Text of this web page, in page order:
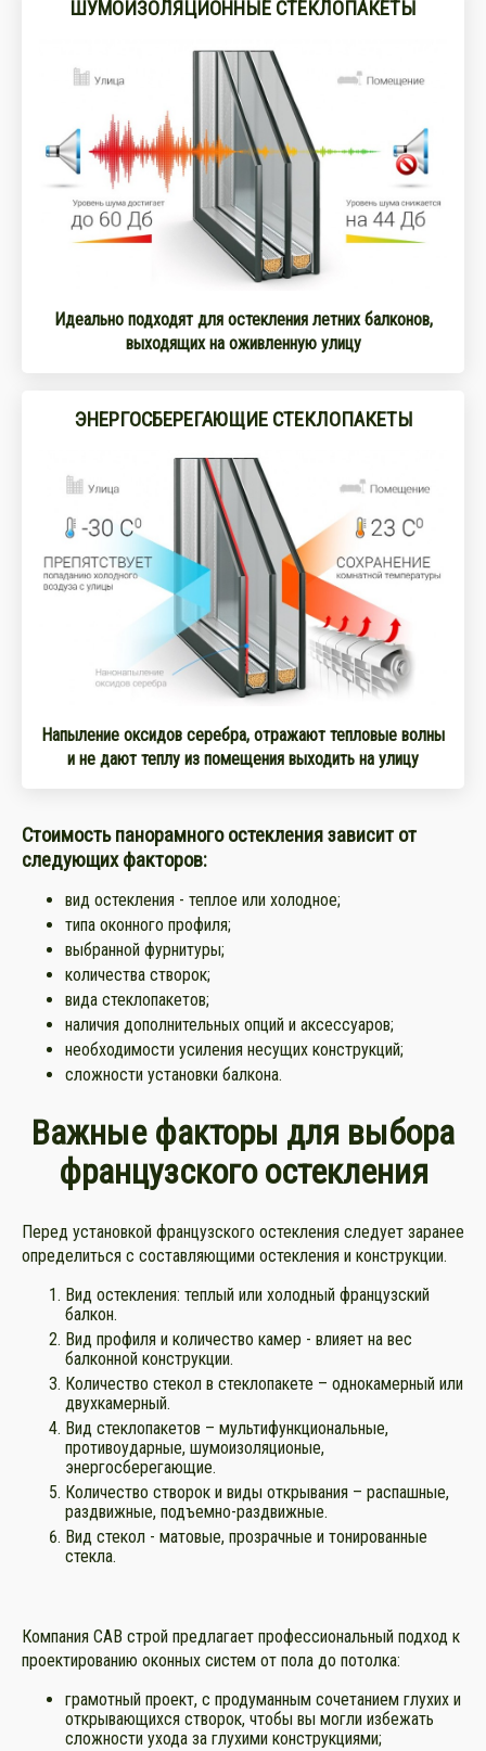
ШУМОИЗОЛЯЦИОННЫЕ СТЕКЛОПАКЕТЫ
Идеально подходят для остекления летних балконов,
выходящих на оживленную улицу
ЭНЕРГОСБЕРЕГАЮЩИЕ СТЕКЛОПАКЕТЫ
Напыление оксидов серебра, отражают тепловые волны
и не дают теплу из помещения выходить на улицу
Стоимость панорамного остекления зависит от
следующих факторов:
вид остекления - теплое или холодное;
типа оконного профиля;
выбранной фурнитуры;
количества створок;
вида стеклопакетов;
наличия дополнительных опций и аксессуаров;
необходимости усиления несущих конструкций;
сложности установки балкона.
Важные факторы для выбора
французского остекления
Перед установкой французского остекления следует заранее
определиться с составляющими остекления и конструкции.
Вид остекления: теплый или холодный французский
балкон.
Вид профиля и количество камер - влияет на вес
балконной конструкции.
Количество стекол в стеклопакете – однокамерный или
двухкамерный.
Вид стеклопакетов – мультифункциональные,
противоударные, шумоизоляционые,
энергосберегающие.
Количество створок и виды открывания – распашные,
раздвижные, подъемно-раздвижные.
Вид стекол - матовые, прозрачные и тонированные
стекла.
Компания САВ строй предлагает профессиональный подход к
проектированию оконных систем от пола до потолка:
грамотный проект, с продуманным сочетанием глухих и
открывающихся створок, чтобы вы могли избежать
сложности ухода за глухими конструкциями;